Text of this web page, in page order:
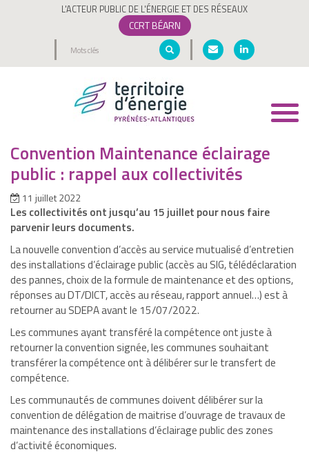
L'ACTEUR PUBLIC DE L'ÉNERGIE ET DES RÉSEAUX
CCRT BÉARN
Convention Maintenance éclairage
public : rappel aux collectivités
11 juillet 2022
Les collectivités ont jusqu’au 15 juillet pour nous faire
parvenir leurs documents.
La nouvelle convention d’accès au service mutualisé d’entretien
des installations d’éclairage public (accès au SIG, télédéclaration
des pannes, choix de la formule de maintenance et des options,
réponses au DT/DICT, accès au réseau, rapport annuel…) est à
retourner au SDEPA avant le 15/07/2022.
Les communes ayant transféré la compétence ont juste à
retourner la convention signée, les communes souhaitant
transférer la compétence ont à délibérer sur le transfert de
compétence.
Les communautés de communes doivent délibérer sur la
convention de délégation de maitrise d’ouvrage de travaux de
maintenance des installations d’éclairage public des zones
d’activité économiques.